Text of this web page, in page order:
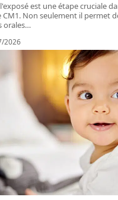
est une étape cruciale
CM1. Non seulement il permet
orales…
2026